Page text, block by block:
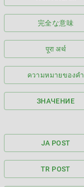
完全な意味
पूरा अर्थ
ความหมายของคำ
ЗНАЧЕНИЕ
JA POST
TR POST